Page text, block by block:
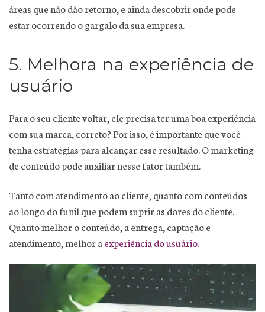
áreas que não dão retorno, e ainda descobrir onde pode
estar ocorrendo o gargalo da sua empresa.
5. Melhora na experiência de
usuário
Para o seu cliente voltar, ele precisa ter uma boa experiência
com sua marca, correto? Por isso, é importante que você
tenha estratégias para alcançar esse resultado. O marketing
de conteúdo pode auxiliar nesse fator também.
Tanto com atendimento ao cliente, quanto com conteúdos
ao longo do funil que podem suprir as dores do cliente.
Quanto melhor o conteúdo, a entrega, captação e
atendimento, melhor a experiência do usuário.